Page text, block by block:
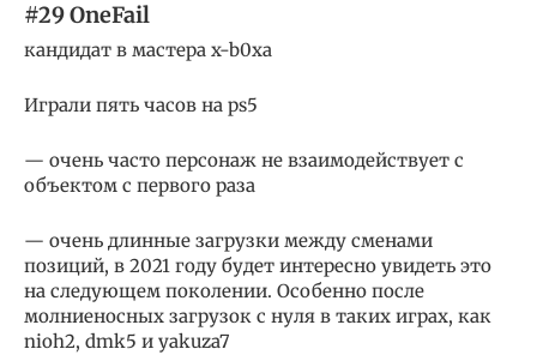
#29 OneFail
кандидат в мастера x-b0xa
Играли пять часов на ps5
— очень часто персонаж не взаимодействует с
объектом с первого раза
— очень длинные загрузки между сменами
позиций, в 2021 году будет интересно увидеть это
на следующем поколении. Особенно после
молниеносных загрузок с нуля в таких играх, как
nioh2, dmk5 и yakuza7